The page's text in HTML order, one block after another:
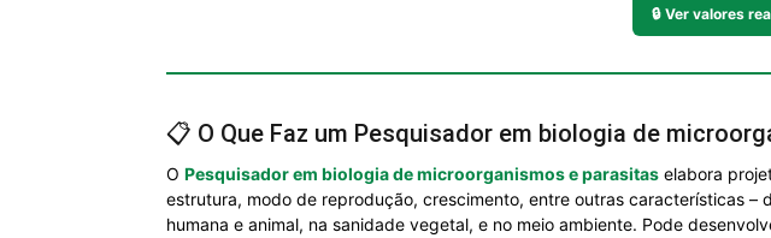
🔒 Ver valores
📋 O Que Faz um Pesquisador em biologia de
O Pesquisador em biologia de microorganismos e parasitas elabora
estrutura, modo de reprodução, crescimento, entre outras características –
humana e animal, na sanidade vegetal, e no meio ambiente. Pode